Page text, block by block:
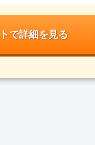
で詳細を見る